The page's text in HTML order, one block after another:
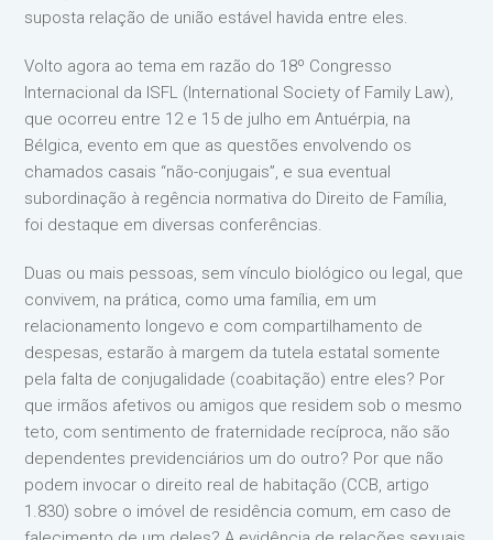
suposta relação de união estável havida entre eles.
Volto agora ao tema em razão do 18º Congresso
Internacional da ISFL (International Society of Family Law),
que ocorreu entre 12 e 15 de julho em Antuérpia, na
Bélgica, evento em que as questões envolvendo os
chamados casais “não-conjugais”, e sua eventual
subordinação à regência normativa do Direito de Família,
foi destaque em diversas conferências.
Duas ou mais pessoas, sem vínculo biológico ou legal, que
convivem, na prática, como uma família, em um
relacionamento longevo e com compartilhamento de
despesas, estarão à margem da tutela estatal somente
pela falta de conjugalidade (coabitação) entre eles? Por
que irmãos afetivos ou amigos que residem sob o mesmo
teto, com sentimento de fraternidade recíproca, não são
dependentes previdenciários um do outro? Por que não
podem invocar o direito real de habitação (CCB, artigo
1.830) sobre o imóvel de residência comum, em caso de